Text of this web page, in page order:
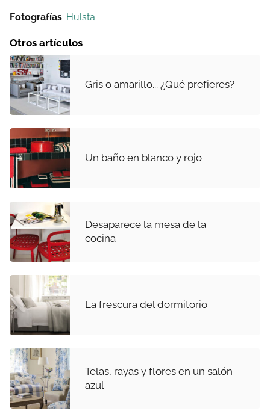
Fotografías: Hulsta
Otros artículos
Gris o amarillo... ¿Qué prefieres?
Un baño en blanco y rojo
Desaparece la mesa de la
cocina
La frescura del dormitorio
Telas, rayas y flores en un salón
azul